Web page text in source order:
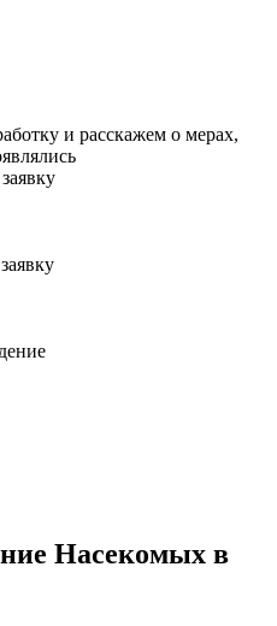
и расскажем о мерах,
Насекомых в